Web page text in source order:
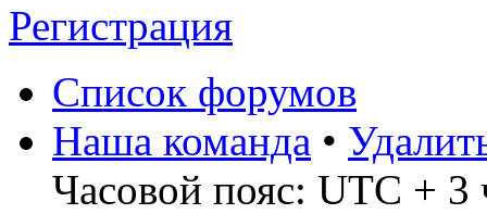
Регистрация
Список форумов
Наша команда •
Часовой пояс: UTC + 3